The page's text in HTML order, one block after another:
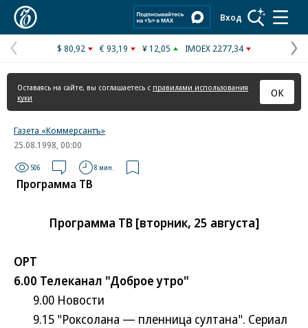
Вход
Предыдущая
страница
$ 80,92 € 93,19 ¥ 12,05 IMOEX 2277,34
Оставаясь на сайте, вы соглашаетесь с правилами использования
куки
ОК
Газета «Коммерсантъ»
25.08.1998, 00:00
506 8 мин.
Программа ТВ
Программа ТВ [вторник, 25 августа]
ОРТ
6.00 Телеканал "Доброе утро"
9.00 Новости
9.15 "Роксолана — пленница султана". Сериал